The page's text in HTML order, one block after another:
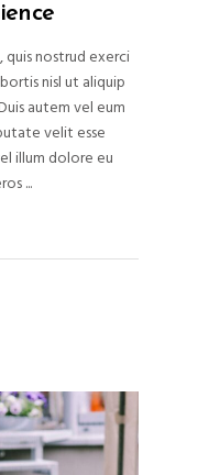
quis nostrud exerci
nisl ut aliquip
autem vel eum
velit esse
illum dolore eu